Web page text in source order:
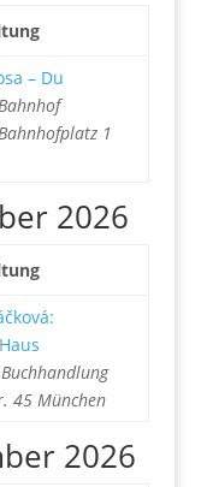
– Du
1
2026
45 München
2026